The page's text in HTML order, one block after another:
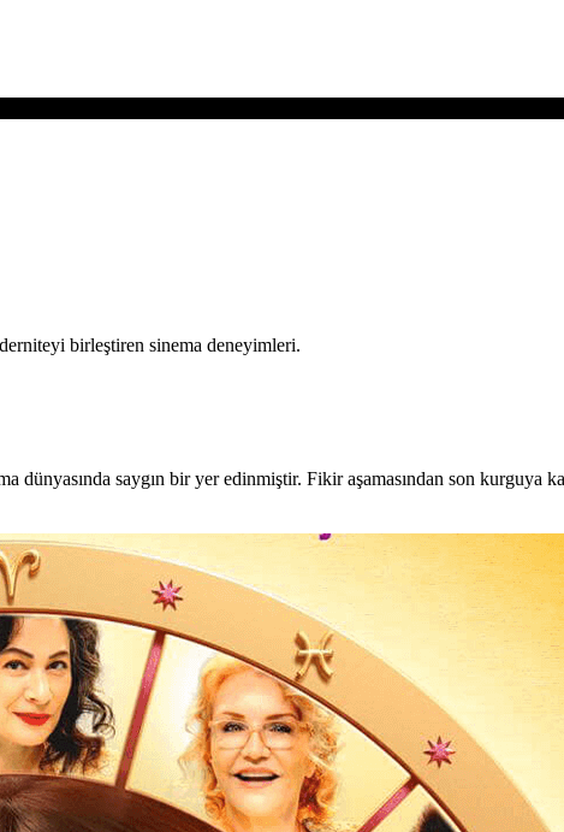
birleştiren sinema deneyimleri.
saygın bir yer edinmiştir. Fikir aşamasından son kurguya